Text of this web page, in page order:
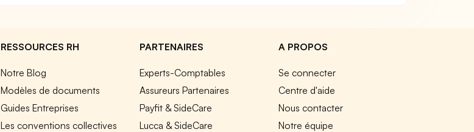
RESSOURCES RH
Notre Blog
Modèles de documents
Guides Entreprises
Les conventions collectives
PARTENAIRES
Experts-Comptables
Assureurs Partenaires
Payfit & SideCare
Lucca & SideCare
A PROPOS
Se connecter
Centre d'aide
Nous contacter
Notre équipe